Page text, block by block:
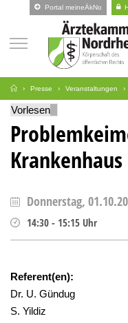
Portal meineÄkNo
Presse Veranstaltungen
Vorlesen
Donnerstag,
14:30 - 15:15 Uhr
Referent(en):
Dr. U. Gündug
S. Yildiz